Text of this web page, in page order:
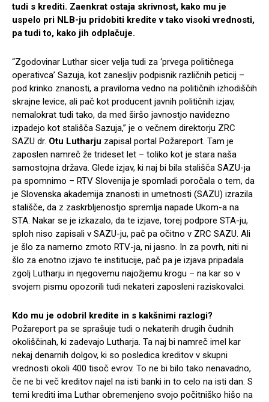
tudi s krediti. Zaenkrat ostaja skrivnost, kako mu je
uspelo pri NLB-ju pridobiti kredite v tako visoki vrednosti,
pa tudi to, kako jih odplačuje.
“Zgodovinar Luthar sicer velja tudi za ‘prvega političnega
operativca’ Sazuja, kot zanesljiv podpisnik različnih peticij –
pod krinko znanosti, a praviloma vedno na političnih izhodiščih
skrajne levice, ali pač kot producent javnih političnih izjav,
nemalokrat tudi tako, da med širšo javnostjo navidezno
izpadejo kot stališča Sazuja,” je o večnem direktorju ZRC
SAZU dr. Otu Lutharju zapisal portal Požareport. Tam je
zaposlen namreč že trideset let – toliko kot je stara naša
samostojna država. Glede izjav, ki naj bi bila stališča SAZU-ja
pa spomnimo – RTV Slovenija je spomladi poročala o tem, da
je Slovenska akademija znanosti in umetnosti (SAZU) izrazila
stališče, da z zaskrbljenostjo spremlja napade Ukom-a na
STA. Nakar se je izkazalo, da te izjave, torej podpore STA-ju,
sploh niso zapisali v SAZU-ju, pač pa očitno v ZRC SAZU. Ali
je šlo za namerno zmoto RTV-ja, ni jasno. In za povrh, niti ni
šlo za enotno izjavo te institucije, pač pa je izjava pripadala
zgolj Lutharju in njegovemu najožjemu krogu – na kar so v
svojem pismu opozorili tudi nekateri zaposleni raziskovalci.
Kdo mu je odobril kredite in s kakšnimi razlogi?
Požareport pa se sprašuje tudi o nekaterih drugih čudnih
okoliščinah, ki zadevajo Lutharja. Ta naj bi namreč imel kar
nekaj denarnih dolgov, ki so posledica kreditov v skupni
vrednosti okoli 400 tisoč evrov. To ne bi bilo tako nenavadno,
če ne bi več kreditov najel na isti banki in to celo na isti dan. S
temi krediti ima Luthar obremenjeno svojo počitniško hišo na